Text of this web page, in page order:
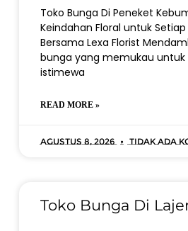
Toko Bunga Di Peneket
Keindahan Floral untuk
Bersama Lexa Florist
bunga yang memukau untuk
istimewa
READ MORE »
Agustus 8, 2026 Tidak ada
Toko Bunga Di